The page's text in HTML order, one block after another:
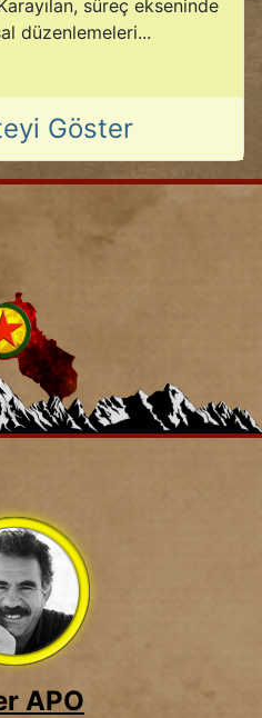
süreç ekseninde
düzenlemeleri...
2026-07-08 08:02:06
Göster
APO